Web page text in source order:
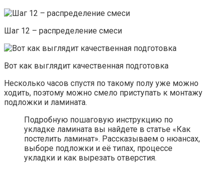
Шаг 12 – распределение смеси
Вот как выглядит качественная подготовка
Несколько часов спустя по такому полу уже можно
ходить, поэтому можно смело приступать к монтажу
подложки и ламината.
Подробную пошаговую инструкцию по
укладке ламината вы найдете в статье «Как
постелить ламинат». Рассказываем о нюансах,
выборе подложки и её типах, процессе
укладки и как вырезать отверстия.